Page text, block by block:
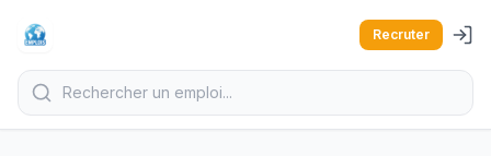
Recruter